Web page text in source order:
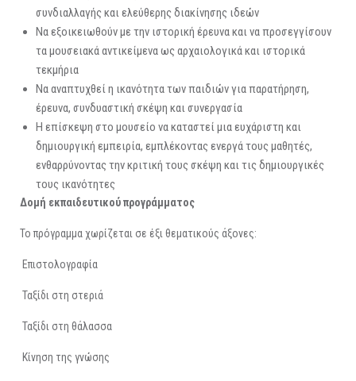
συνδιαλλαγής και ελεύθερης διακίνησης ιδεών
Να εξοικειωθούν με την ιστορική έρευνα και να προσεγγίσουν
τα μουσειακά αντικείμενα ως αρχαιολογικά και ιστορικά
τεκμήρια
Να αναπτυχθεί η ικανότητα των παιδιών για παρατήρηση,
έρευνα, συνδυαστική σκέψη και συνεργασία
Η επίσκεψη στο μουσείο να καταστεί μια ευχάριστη και
δημιουργική εμπειρία, εμπλέκοντας ενεργά τους μαθητές,
ενθαρρύνοντας την κριτική τους σκέψη και τις δημιουργικές
τους ικανότητες
Δομή εκπαιδευτικού προγράμματος
Το πρόγραμμα χωρίζεται σε έξι θεματικούς άξονες:
Επιστολογραφία
Ταξίδι στη στεριά
Ταξίδι στη θάλασσα
Κίνηση της γνώσης